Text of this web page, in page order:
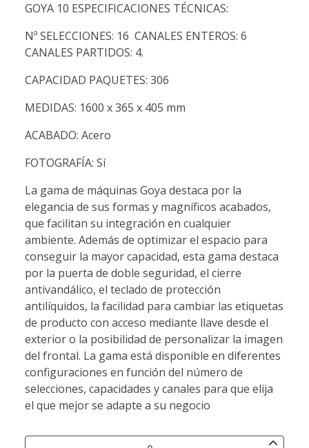
GOYA 10 ESPECIFICACIONES TÉCNICAS:
Nº SELECCIONES: 16 CANALES ENTEROS: 6
CANALES PARTIDOS: 4.
CAPACIDAD PAQUETES: 306
MEDIDAS: 1600 x 365 x 405 mm
ACABADO: Acero
FOTOGRAFÍA: Sí
La gama de máquinas Goya destaca por la
elegancia de sus formas y magníficos acabados,
que facilitan su integración en cualquier
ambiente. Además de optimizar el espacio para
conseguir la mayor capacidad, esta gama destaca
por la puerta de doble seguridad, el cierre
antivandálico, el teclado de protección
antilíquidos, la facilidad para cambiar las etiquetas
de producto con acceso mediante llave desde el
exterior o la posibilidad de personalizar la imagen
del frontal. La gama está disponible en diferentes
configuraciones en función del número de
selecciones, capacidades y canales para que elija
el que mejor se adapte a su negocio